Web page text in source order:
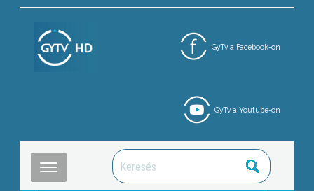
GyTv a Facebook-on
GyTv a Youtube-on